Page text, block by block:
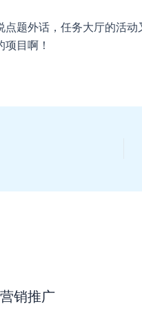
题外话，任务大厅的活
目啊！
销推广